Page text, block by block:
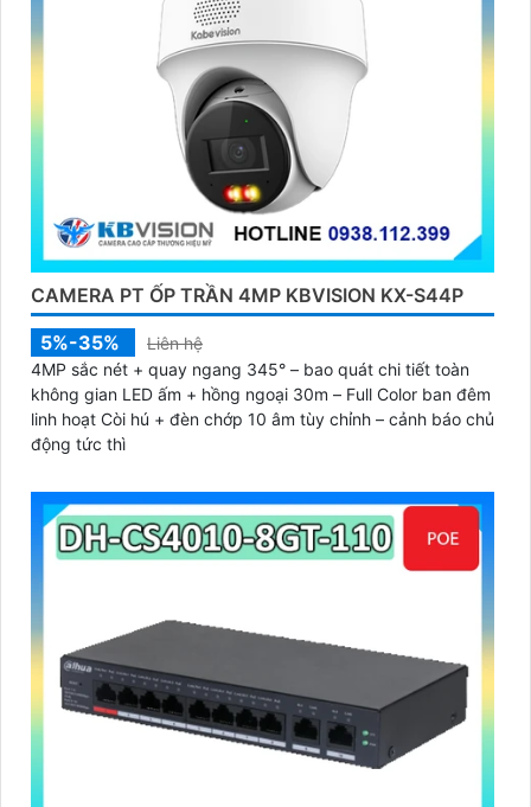
CAMERA PT ỐP TRẦN 4MP KBVISION KX-S44P
5%-35%
Liên hệ
4MP sắc nét + quay ngang 345° – bao quát chi tiết toàn
không gian LED ấm + hồng ngoại 30m – Full Color ban đêm
linh hoạt Còi hú + đèn chớp 10 âm tùy chỉnh – cảnh báo chủ
động tức thì